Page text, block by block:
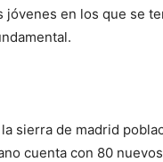
en los que se
sierra de madrid
cuenta con 80